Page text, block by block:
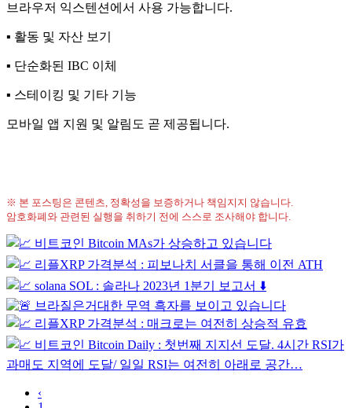
브라우저 익스텐션에서 사용 가능합니다.​
▪️ 활동 및 자산 보기
▪️ 단순화된 IBC 이체
▪️ 스테이킹 및 기타 기능​
모바일 앱 지원 및 알림도 곧 제공됩니다.
※ 본 포스팅은 콘텐츠, 정확성을 보증하거나 책임지지 않습니다.
암호화폐와 관련된 실행을 취하기 전에 스스로 조사해야 합니다.
‹